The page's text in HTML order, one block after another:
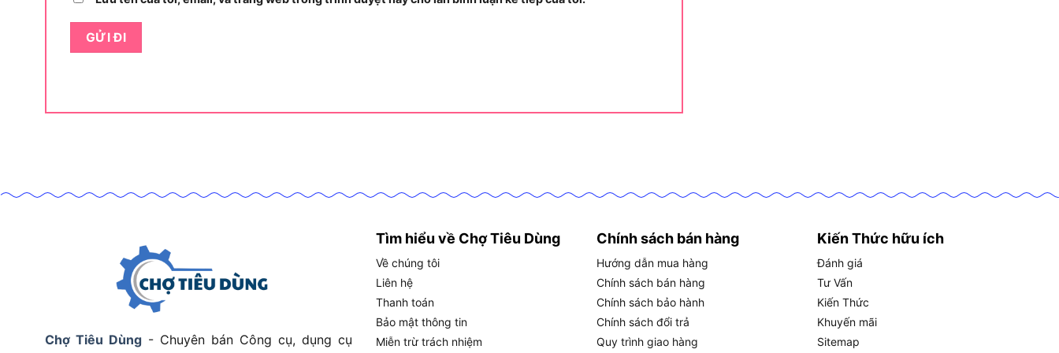
tần số và duty.
Các chức năng này giúp người dùng xử lý nhiều tình huống kiểm tra điện chỉ với một thiết bị. Khi kiểm
vậy, cần nhìn K2055 ở góc độ sử dụng lâu dài, không chỉ ở danh sách thông số.
Giá trị sử dụng của K2055 nằm ở đâu?
Giá trị sử dụng của K2055 nằm ở khả năng đo đa năng, dải dòng lớn và tiêu chuẩn an toàn cao trong
Chợ Tiêu Dùng - Chuyên bán Công cụ, dụng cụ
Tìm hiểu về Chợ Tiêu Dùng
Về chúng tôi
Liên hệ
Thanh toán
Bảo mật thông tin
Miễn trừ trách nhiệm
Chính sách bán hàng
Hướng dẫn mua hàng
Chính sách bán hàng
Chính sách bảo hành
Chính sách đổi trả
Quy trình giao hàng
Kiến Thức hữu ích
Đánh giá
Tư Vấn
Kiến Thức
Khuyến mãi
Sitemap